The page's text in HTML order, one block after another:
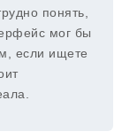
понять,
мог бы
если ищете